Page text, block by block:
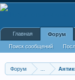
Форум
Главная Форум
Поиск сообщений